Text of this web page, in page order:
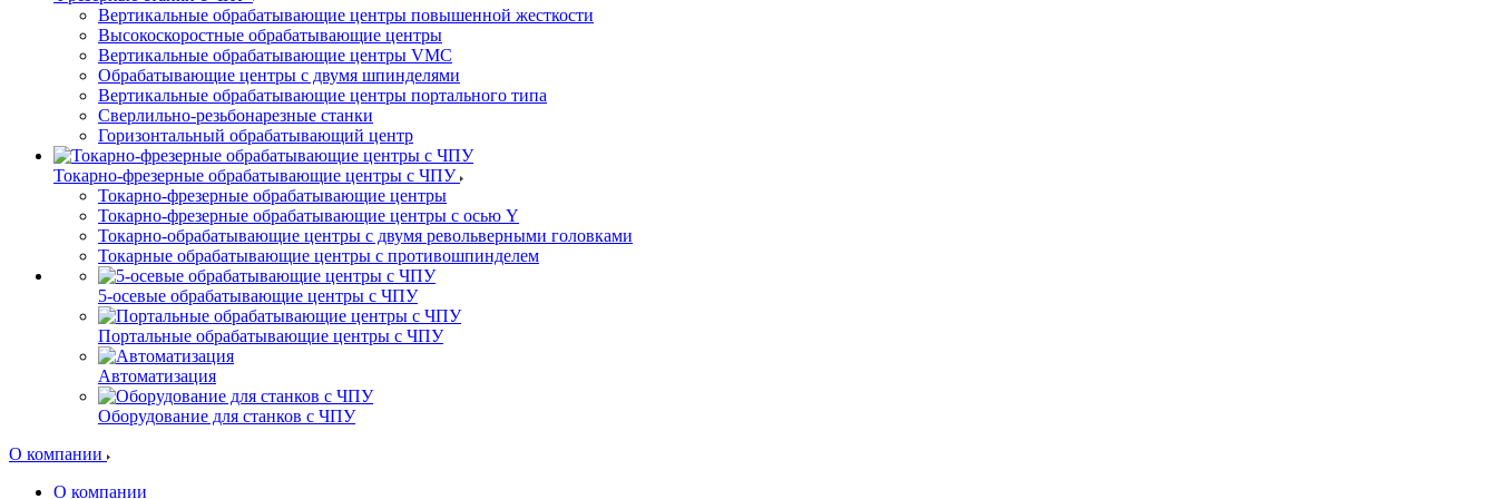
Вертикальные обрабатывающие центры повышенной жесткости
Высокоскоростные обрабатывающие центры
Вертикальные обрабатывающие центры VMC
Обрабатывающие центры с двумя шпинделями
Вертикальные обрабатывающие центры портального типа
Сверлильно-резьбонарезные станки
Горизонтальный обрабатывающий центр
Токарно-фрезерные обрабатывающие центры с ЧПУ
Токарно-фрезерные обрабатывающие центры
Токарно-фрезерные обрабатывающие центры с осью Y
Токарно-обрабатывающие центры c двумя револьверными головками
Токарные обрабатывающие центры с противошпинделем
5-осевые обрабатывающие центры с ЧПУ
Портальные обрабатывающие центры с ЧПУ
Автоматизация
Оборудование для станков с ЧПУ
О компании
О компании